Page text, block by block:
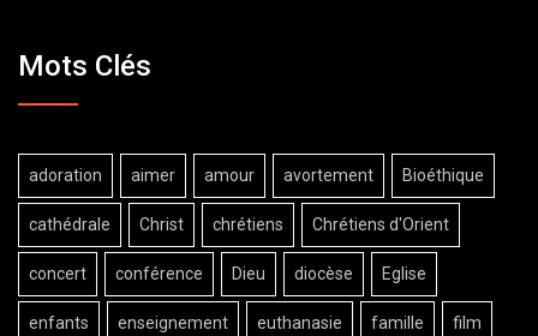
Mots Clés
adoration aimer amour avortement Bioéthique
cathédrale Christ chrétiens Chrétiens d'Orient
concert conférence Dieu diocèse Eglise
enfants enseignement euthanasie famille film